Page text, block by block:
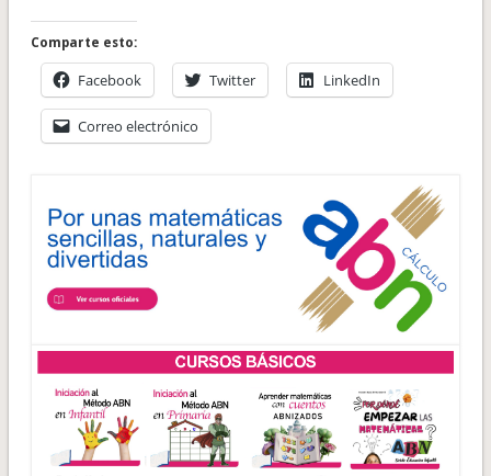
Comparte esto:
Facebook Twitter LinkedIn
Correo electrónico